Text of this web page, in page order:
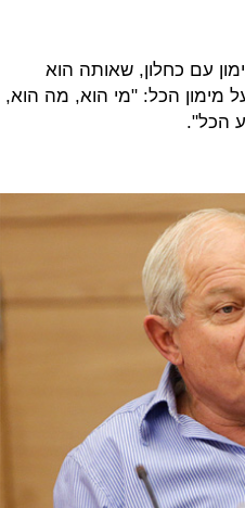
עם כחלון, שאותה הוא
מימון הכל: "מי הוא, מה הוא,
הכל".